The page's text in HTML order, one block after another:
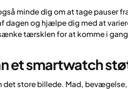
minde dig om at tage pauser
dagen og hjælpe dig med at
tærsklen for at komme i
et smartwatch
store billede. Mad,